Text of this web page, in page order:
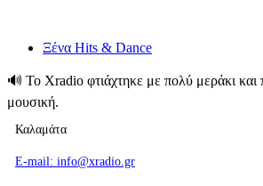
Ξένα Hits & Dance
🔊 To Xradio φτιάχτηκε με πολύ μεράκι και
μουσική.
Καλαμάτα
E-mail: info@xradio.gr